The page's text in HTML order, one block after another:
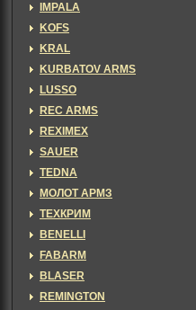
IMPALA
KOFS
KRAL
KURBATOV ARMS
LUSSO
REC ARMS
REXIMEX
SAUER
TEDNA
МОЛОТ АРМЗ
ТЕХКРИМ
BENELLI
FABARM
BLASER
REMINGTON